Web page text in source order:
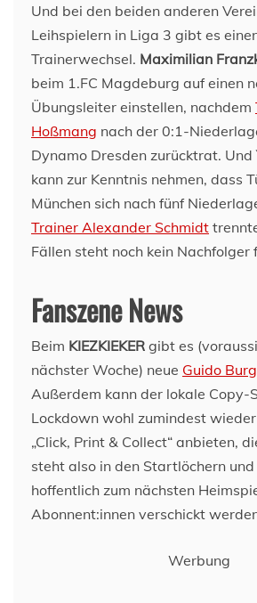
Und bei den beiden anderen
Leihspielern in Liga 3 gibt es
Trainerwechsel. Maximilian
beim 1.FC Magdeburg auf einen
Übungsleiter einstellen, nachdem
Hoßmang nach der 0:1-
Dynamo Dresden zurücktrat. Und
kann zur Kenntnis nehmen, dass
München sich nach fünf
Trainer Alexander Schmidt
Fällen steht noch kein Nachfolger
Fanszene News
Beim KIEZKIEKER gibt es
nächster Woche) neue Guido
Außerdem kann der lokale Copy-
Lockdown wohl zumindest
„Click, Print & Collect“ anbieten,
steht also in den Startlöchern
hoffentlich zum nächsten
Abonnent:innen verschickt
Werbung